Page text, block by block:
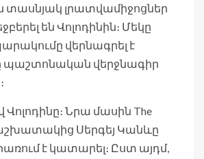
լրատվամիջոցներ
են Վոլոդինին։ Մեկը
վերնագրել է
պաշտոնական վերջնագիր
Վոլոդինը։ Նրա մասին The
աշխատակից Սերգեյ Կանևը
է կատարել։ Ըստ այդմ,